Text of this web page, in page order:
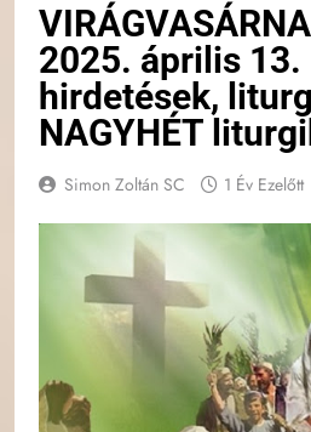
2025. április 13.
hirdetések,
NAGYHÉT
Simon Zoltán SC 1 Év Ezelőtt